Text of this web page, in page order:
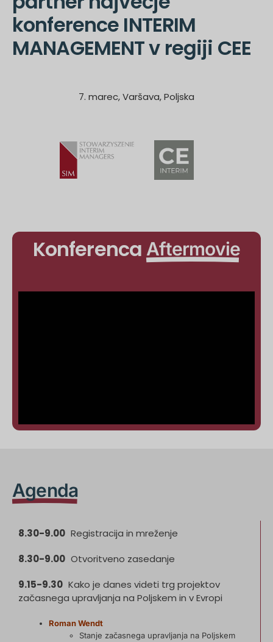
konference INTERIM
MANAGEMENT v regiji CEE
7. marec, Varšava, Poljska
Konferenca Aftermovie
Agenda
8.30-9.00 Registracija in mreženje
8.30-9.00 Otvoritveno zasedanje
9.15-9.30 Kako je danes videti trg projektov
začasnega upravljanja na Poljskem in v Evropi
Roman Wendt
Stanje začasnega upravljanja na Poljskem